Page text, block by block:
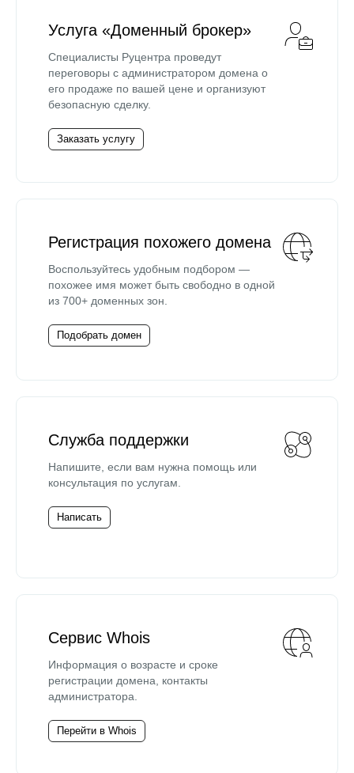
Услуга «Доменный брокер»
Специалисты Руцентра проведут
переговоры с администратором домена о
его продаже по вашей цене и организуют
безопасную сделку.
Заказать услугу
Регистрация похожего домена
Воспользуйтесь удобным подбором —
похожее имя может быть свободно в одной
из 700+ доменных зон.
Подобрать домен
Служба поддержки
Напишите, если вам нужна помощь или
консультация по услугам.
Написать
Сервис Whois
Информация о возрасте и сроке
регистрации домена, контакты
администратора.
Перейти в Whois